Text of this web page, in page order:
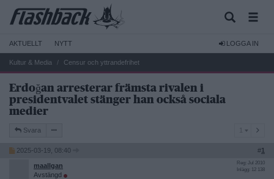
AKTUELLT NYTT LOGGA IN
Kultur & Media Censur och yttrandefrihet
Erdoğan arresterar främsta rivalen i
presidentvalet stänger han också sociala
medier
Svara
2025-03-19, 08:40 #1
maallgan
Avstängd
Reg: Jul 2010
Inlägg: 12 138